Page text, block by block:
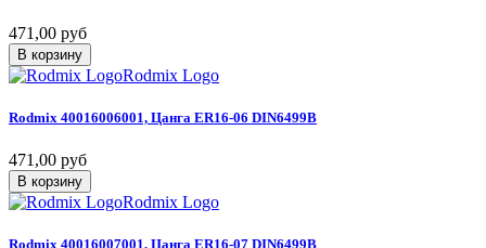
471,00 руб
В корзину
Rodmix Logo
Rodmix 40016006001, Цанга ER16-06 DIN6499В
471,00 руб
В корзину
Rodmix Logo
Rodmix 40016007001, Цанга ER16-07 DIN6499В